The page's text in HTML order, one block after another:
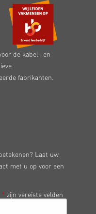
de kabel- en
fabrikanten.
Laat uw
met u op voor een
* zijn vereiste velden